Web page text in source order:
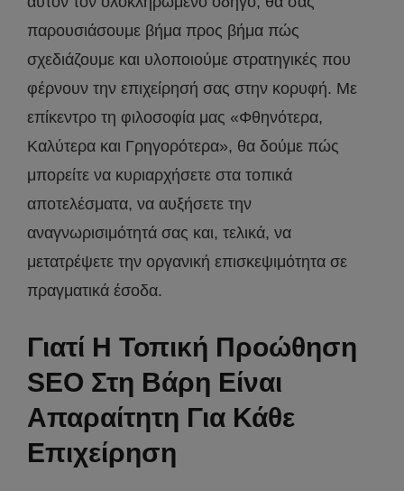
παρουσιάσουμε βήμα προς βήμα πώς
σχεδιάζουμε και υλοποιούμε στρατηγικές που
φέρνουν την επιχείρησή σας στην κορυφή. Με
επίκεντρο τη φιλοσοφία μας «Φθηνότερα,
Καλύτερα και Γρηγορότερα», θα δούμε πώς
μπορείτε να κυριαρχήσετε στα τοπικά
αποτελέσματα, να αυξήσετε την
αναγνωρισιμότητά σας και, τελικά, να
μετατρέψετε την οργανική επισκεψιμότητα σε
πραγματικά έσοδα.
Γιατί Η Τοπική Προώθηση
SEO Στη Βάρη Είναι
Απαραίτητη Για Κάθε
Επιχείρηση